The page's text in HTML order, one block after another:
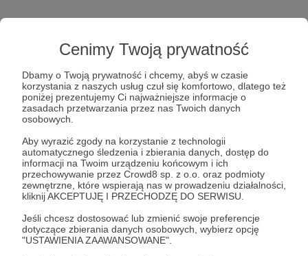
Cenimy Twoją prywatność
Dbamy o Twoją prywatność i chcemy, abyś w czasie
korzystania z naszych usług czuł się komfortowo, dlatego też
poniżej prezentujemy Ci najważniejsze informacje o
zasadach przetwarzania przez nas Twoich danych
osobowych.
Aby wyrazić zgody na korzystanie z technologii
automatycznego śledzenia i zbierania danych, dostęp do
informacji na Twoim urządzeniu końcowym i ich
przechowywanie przez Crowd8 sp. z o.o. oraz podmioty
zewnętrzne, które wspierają nas w prowadzeniu działalności,
kliknij AKCEPTUJĘ I PRZECHODZĘ DO SERWISU.
Jeśli chcesz dostosować lub zmienić swoje preferencje
dotyczące zbierania danych osobowych, wybierz opcję
"USTAWIENIA ZAAWANSOWANE".
Post dostępny tylko dla Patronów
Zostań Patronem
Zaloguj się
Udostępnij